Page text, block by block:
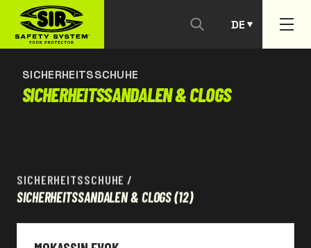
DE
PT
SICHERHEITSSCHUHE
SICHERHEITSSANDALEN & CLOGS
SICHERHEITSSCHUHE /
SICHERHEITSSANDALEN & CLOGS(12)
KONTAKTIEREN SIE UNS